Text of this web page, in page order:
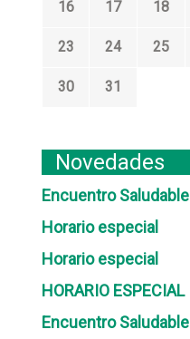
16 17 18
23 24 25
30
31
Novedades
Encuentro Saludable
Horario especial
Horario especial
HORARIO ESPECIAL
Encuentro Saludable